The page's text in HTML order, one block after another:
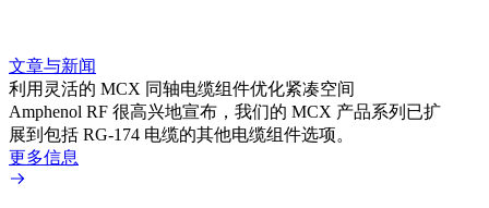
文章与新闻
利用灵活的 MCX 同轴电缆组件优化紧凑空间
Amphenol RF 很高兴地宣布，我们的 MCX 产品系列已扩
展到包括 RG-174 电缆的其他电缆组件选项。
更多信息